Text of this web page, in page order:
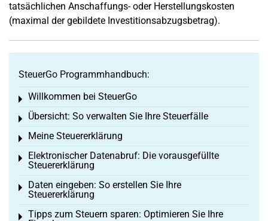
tatsächlichen Anschaffungs- oder Herstellungskosten
(maximal der gebildete Investitionsabzugsbetrag).
SteuerGo Programmhandbuch:
Willkommen bei SteuerGo
Toggle menu
Übersicht: So verwalten Sie Ihre Steuerfälle
Toggle menu
Meine Steuererklärung
Toggle menu
Elektronischer Datenabruf: Die vorausgefüllte
Steuererklärung
Toggle menu
Daten eingeben: So erstellen Sie Ihre
Steuererklärung
Toggle menu
Tipps zum Steuern sparen: Optimieren Sie Ihre
Toggle menu